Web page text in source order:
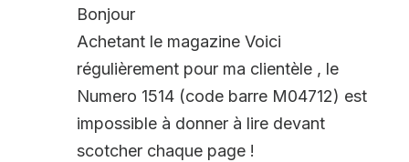
Bonjour
Achetant le magazine Voici
régulièrement pour ma clientèle , le
Numero 1514 (code barre M04712) est
impossible à donner à lire devant
scotcher chaque page !